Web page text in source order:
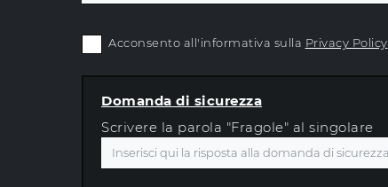
Acconsento all'informativa sulla Privacy Policy
Domanda di sicurezza
Scrivere la parola "Fragole" al singolare